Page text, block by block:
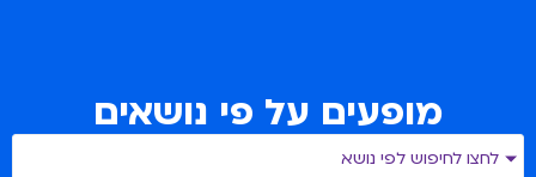
מופעים על פי נושאים
לחצו לחיפוש לפי נושא